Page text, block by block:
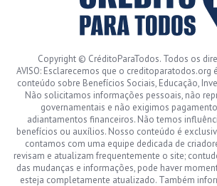
Copyright © CréditoParaTodos. Todos os
AVISO: Esclarecemos que o creditoparatodos.org
conteúdo sobre Benefícios Sociais, Educação,
Não solicitamos informações pessoais, não
governamentais e não exigimos
adiantamentos financeiros. Não temos
benefícios ou auxílios. Nosso conteúdo é
contamos com uma equipe dedicada de
revisam e atualizam frequentemente o site;
das mudanças e informações, pode haver
esteja completamente atualizado. Também